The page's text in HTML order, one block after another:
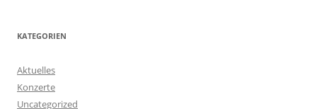
KATEGORIEN
Aktuelles
Konzerte
Uncategorized